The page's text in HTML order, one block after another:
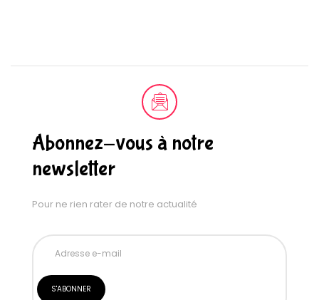
Abonnez-vous à notre
newsletter
Pour ne rien rater de notre actualité